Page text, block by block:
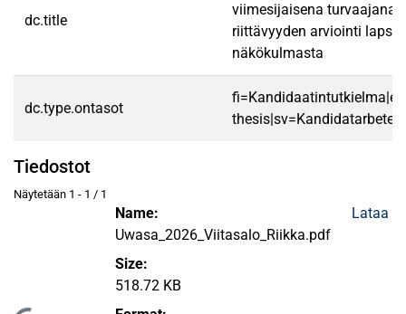
dc.title
viimesijaisena turvaajana
riittävyyden arviointi
näkökulmasta
dc.type.ontasot
thesis|sv=Kandidatarbete|
Tiedostot
Näytetään 1 - 1 / 1
Name:
Uwasa_2026_Viitasalo_Riikka.pdf
Size:
518.72 KB
Lataa